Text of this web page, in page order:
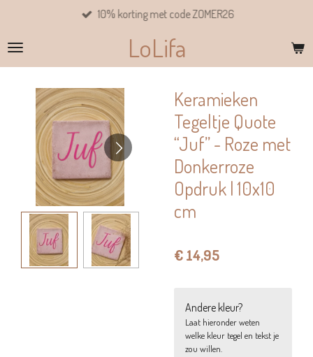
naar
de
LoLifa
10% korting met code ZOMER26
Keramieken
Tegeltje Quote
“Juf” - Roze met
Donkerroze
Opdruk | 10x10
cm
€ 14,95
Andere kleur?
Laat hieronder weten
welke kleur tegel en tekst je
zou willen.